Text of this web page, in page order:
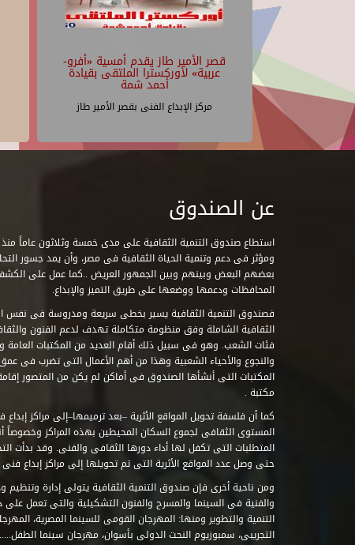
قصر الأمير طاز يقدم أمسية «أفرو-
عربية» لأوركسترا الملتقى بقيادة
أحمد شمة
مركز الإبداع الفنى بقصر الأمير طاز
عن الصندوق
ومؤثر فى دعم وتنمية الحياة الثقافية فى مصر، وأن يمد جسور
بعضهم البعض وبينهم وبين الجمهور العريض ..كما عمل على
المحافظات ودعمها ووضعها على طريق التميز والإبداع.
فصندوق التنمية الثقافية يسير بخطى سريعة ومدروسة فى نفس
الثقافية الشاملة وفق منظومة متكاملة تهدف لدعم الفنون
فئات الشعب. وهو فى سبيل ذلك أقام العديد من المكتبات العامة
والنجوع والأحياء الشعبية وهذا من أهم الأعمال التى تضرب فى
مكتبة .
كما أن فلسفة تحويل المواقع الأثرية –بعد ترميمها–إلى مراكز
المستوى الثقافى لجموع السكان المحيطين بهذه المراكز وخصوصاً
حتى وصل عدد المواقع الأثرية التى تم تحويلها إلى مراكز إبداع فنى تابعة
ومن ناحية أخرى فإن صندوق التنمية الثقافية يتولى إدارة وتنظيم
والفنية فى السينما والمسرح والفنون التشكيلية والتى تعمل
التنمية والتطوير ومنها: المهرجان القومى للسينما المصرية،
التجريبى، سمبوزيوم النحت الدولى بأسوان، مهرجان سينما